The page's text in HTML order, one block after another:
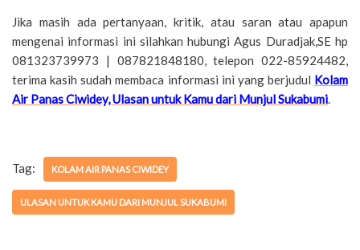
Jika masih ada pertanyaan, kritik, atau saran atau apapun
mengenai informasi ini silahkan hubungi Agus Duradjak,SE hp
081323739973 | 087821848180, telepon 022-85924482,
terima kasih sudah membaca informasi ini yang berjudul Kolam
Air Panas Ciwidey, Ulasan untuk Kamu dari Munjul Sukabumi.
Tag: KOLAM AIR PANAS CIWIDEY
ULASAN UNTUK KAMU DARI MUNJUL SUKABUMI